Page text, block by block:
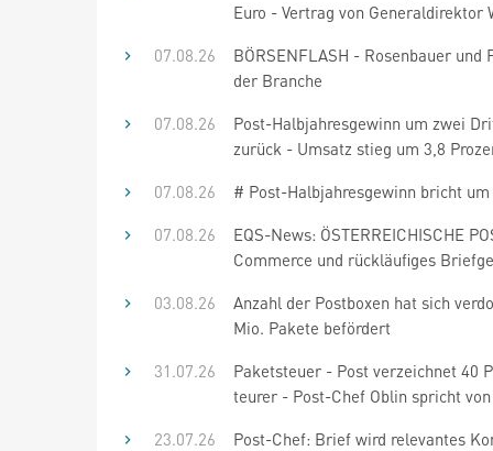
Euro - Vertrag von
07.08.26
BÖRSENFLASH - Rosenbauer
der Branche
07.08.26
Post-Halbjahresgewinn um zwei
zurück - Umsatz stieg um 3,8
07.08.26
# Post-Halbjahresgewinn bricht
07.08.26
EQS-News: ÖSTERREICHISCHE
Commerce und rückläufiges
03.08.26
Anzahl der Postboxen hat sich
Mio. Pakete befördert
31.07.26
Paketsteuer - Post verzeichnet 40
teurer - Post-Chef Oblin spricht
23.07.26
Post-Chef: Brief wird relevantes